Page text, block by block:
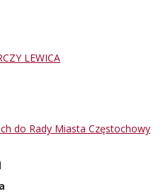
LEWICA
do Rady Miasta Częstochowy